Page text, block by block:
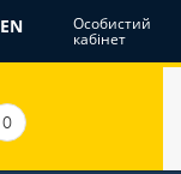
EN Особистий
кабінет
0